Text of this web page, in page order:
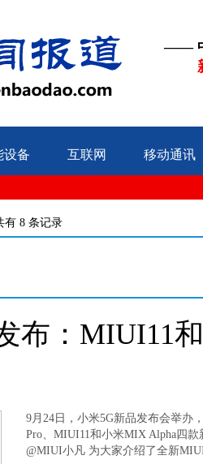
——
设备 互联网 移动通讯
有 8 条记录
布：MIUI11
9月24日，小米5G新品发布会举办
Pro、MIUI11和小米MIX Alpha四
@MIUI小凡 为大家介绍了全新